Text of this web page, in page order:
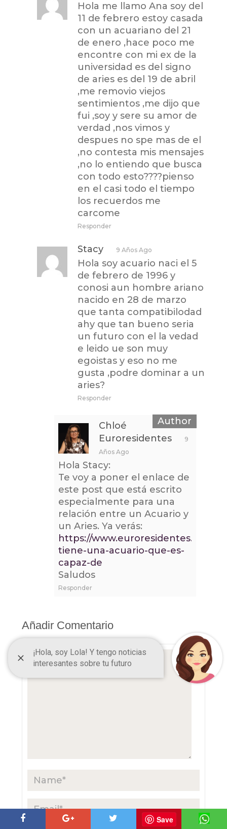
Hola me llamo Ana soy del
11 de febrero estoy casada
con un acuariano del 21
de enero ,hace poco me
encontre con mi ex de la
universidad es del signo
de aries es del 19 de abril
,me removio viejos
sentimientos ,me dijo que
fui ,soy y sere su amor de
verdad ,nos vimos y
despues no spe mas de el
,no contesta mis mensajes
,no lo entiendo que busca
con todo esto????pienso
en el casi todo el tiempo
los recuerdos me
carcome
Responder
Stacy 9 Años Ago
Hola soy acuario naci el 5
de febrero de 1996 y
conosi aun hombre ariano
nacido en 28 de marzo
que tanta compatibilodad
ahy que tan bueno seria
un futuro con el la vedad
e leido ue son muy
egoistas y eso no me
gusta ,podre dominar a un
aries?
Responder
Chloé
Euroresidentes
9
Años Ago
Hola Stacy:
Te voy a poner el enlace de
este post que está escrito
especialmente para una
relación entre un Acuario y
un Aries. Ya verás:
https://www.euroresidentes.com/
tiene-una-acuario-que-es-
capaz-de
Saludos
Responder
Añadir Comentario
Save